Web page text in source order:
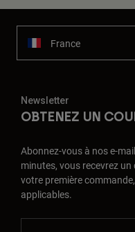
France
Newsletter
OBTENEZ UN
Abonnez-vous à nos e-
minutes, vous recevrez
votre première
applicables.